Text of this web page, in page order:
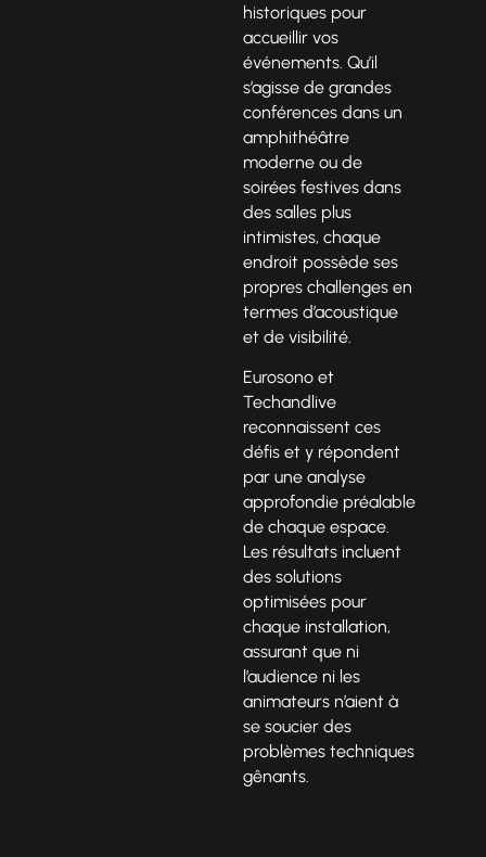
historiques pour
accueillir vos
événements. Qu’il
s’agisse de grandes
conférences dans un
amphithéâtre
moderne ou de
soirées festives dans
des salles plus
intimistes, chaque
endroit possède ses
propres challenges en
termes d’acoustique
et de visibilité.
Eurosono et
Techandlive
reconnaissent ces
défis et y répondent
par une analyse
approfondie préalable
de chaque espace.
Les résultats incluent
des solutions
optimisées pour
chaque installation,
assurant que ni
l’audience ni les
animateurs n’aient à
se soucier des
problèmes techniques
gênants.